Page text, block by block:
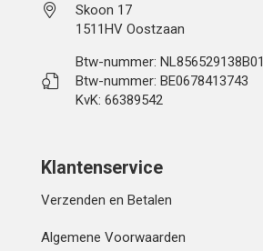
Skoon 17
1511HV Oostzaan
Btw-nummer: NL856529138B01
Btw-nummer: BE0678413743
KvK: 66389542
Klantenservice
Verzenden en Betalen
Algemene Voorwaarden